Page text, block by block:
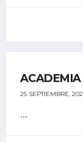
ACADEMIA
25 SEPTIEMBRE,
...